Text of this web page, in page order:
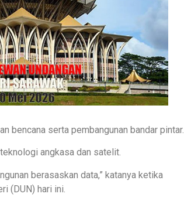
bencana serta pembangunan bandar pintar.
angkasa dan satelit.
berasaskan data,” katanya ketika
(DUN) hari ini.